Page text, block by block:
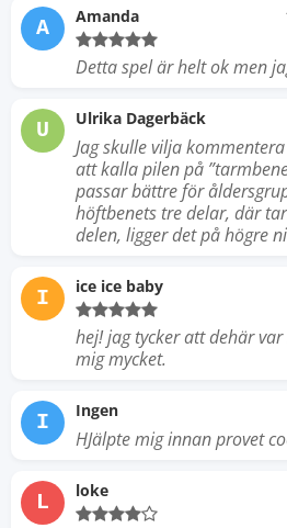
A Amanda
Detta spel är helt ok men
U Ulrika Dagerbäck
Jag skulle vilja
att kalla pilen på
passar bättre för
höftbenets tre delar, där
delen, ligger det på högre
I ice ice baby
hej! jag tycker att dehär
mig mycket.
I Ingen
HJälpte mig innan provet
L loke